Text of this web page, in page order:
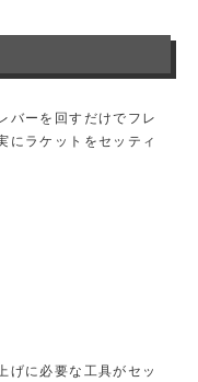
バーを回すだけでフレ
にラケットをセッティ
げに必要な工具がセッ